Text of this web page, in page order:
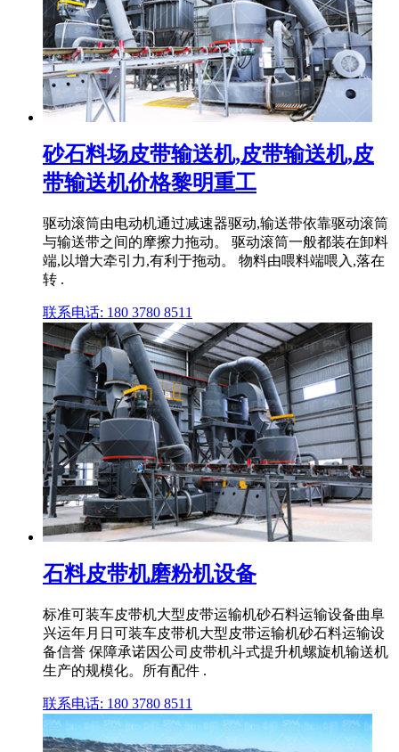
砂石料场皮带输送机,皮带输送机,皮
带输送机价格黎明重工
驱动滚筒由电动机通过减速器驱动,输送带依靠驱动滚筒
与输送带之间的摩擦力拖动。 驱动滚筒一般都装在卸料
端,以增大牵引力,有利于拖动。 物料由喂料端喂入,落在
转 .
联系电话: 180 3780 8511
石料皮带机磨粉机设备
标准可装车皮带机大型皮带运输机砂石料运输设备曲阜
兴运年月日可装车皮带机大型皮带运输机砂石料运输设
备信誉 保障承诺因公司皮带机斗式提升机螺旋机输送机
生产的规模化。所有配件 .
联系电话: 180 3780 8511